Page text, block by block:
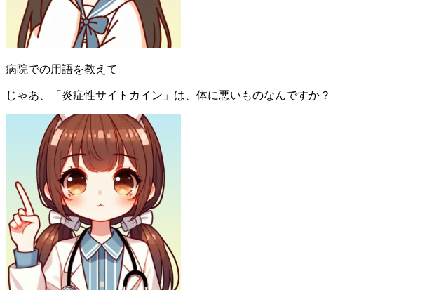
病院での用語を教えて
じゃあ、「炎症性サイトカイン」は、体に悪いものなんですか？